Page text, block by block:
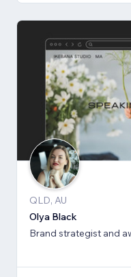
QLD, AU
Olya Black
Brand strategist and